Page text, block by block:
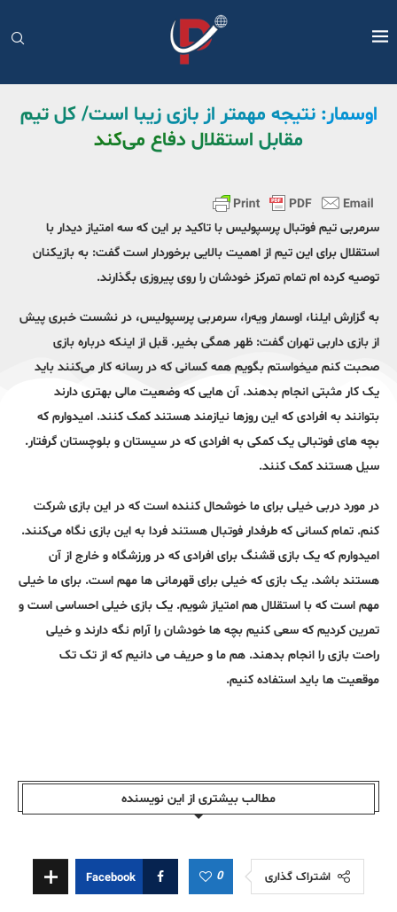
اوسمار: نتیجه مهمتر از بازی زیبا است/ کل تیم
مقابل استقلال دفاع می‌کند
سرمربی تیم فوتبال پرسپولیس با تاکید بر این که سه امتیاز دیدار با
استقلال برای این تیم از اهمیت بالایی برخوردار است گفت: به بازیکنان
توصیه کرده ام تمام تمرکز خودشان را روی پیروزی بگذارند.
به گزارش ایلنا، اوسمار ویه‌‌را، سرمربی پرسپولیس، در نشست خبری پیش
از بازی داربی تهران گفت: ظهر همگی بخیر. قبل از اینکه درباره بازی
صحبت کنم میخواستم بگویم همه کسانی که در رسانه کار می‌کنند باید
یک کار مثبتی انجام بدهند. آن هایی که وضعیت مالی بهتری دارند
بتوانند به افرادی که این روزها نیازمند هستند کمک کنند. امیدوارم که
بچه های فوتبالی یک کمکی به افرادی که در سیستان و بلوچستان گرفتار.
سیل هستند کمک کنند.
در مورد دربی خیلی برای ما خوشحال کننده است که در این بازی شرکت
کنم. تمام کسانی که طرفدار فوتبال هستند فردا به این بازی نگاه می‌کنند.
امیدوارم که یک بازی قشنگ برای افرادی که در ورزشگاه و خارج از آن
هستند باشد. یک بازی که خیلی برای قهرمانی ها مهم است. برای ما خیلی
مهم است که با استقلال هم امتیاز شویم. یک بازی خیلی احساسی است و
تمرین کردیم که سعی کنیم بچه ها خودشان را آرام نگه دارند و خیلی
راحت بازی را انجام بدهند. هم ما و حریف می دانیم که از تک تک
موقعیت ها باید استفاده کنیم.
مطالب بیشتری از این نویسندە
اشتراک گذاری 0
Facebook